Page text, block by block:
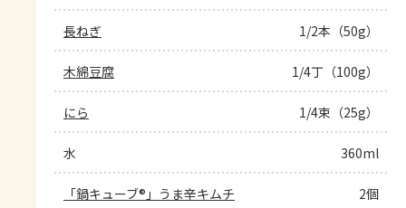
長ねぎ 1/2本（50g）
木綿豆腐 1/4丁（100g）
にら 1/4束（25g）
水 360ml
「鍋キューブ®」うま辛キムチ 2個